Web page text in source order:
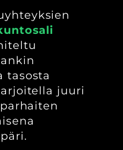
tasosta
juuri